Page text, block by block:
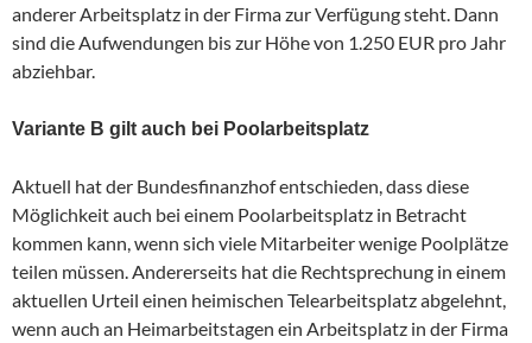
anderer Arbeitsplatz in der Firma zur Verfügung steht. Dann
sind die Aufwendungen bis zur Höhe von 1.250 EUR pro Jahr
abziehbar.
Variante B gilt auch bei Poolarbeitsplatz
Aktuell hat der Bundesfinanzhof entschieden, dass diese
Möglichkeit auch bei einem Poolarbeitsplatz in Betracht
kommen kann, wenn sich viele Mitarbeiter wenige Poolplätze
teilen müssen. Andererseits hat die Rechtsprechung in einem
aktuellen Urteil einen heimischen Telearbeitsplatz abgelehnt,
wenn auch an Heimarbeitstagen ein Arbeitsplatz in der Firma